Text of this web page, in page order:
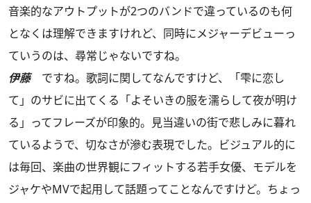
音楽的なアウトプットが2つのバンドで違っているのも何
となくは理解できますけれど、同時にメジャーデビューっ
ていうのは、尋常じゃないですね。
伊藤ですね。歌詞に関してなんですけど、「雫に恋し
て」のサビに出てくる「よそいきの服を濡らして夜が明け
る」ってフレーズが印象的。見当違いの街で悲しみに暮れ
ているようで、切なさが滲む表現でした。ビジュアル的に
は毎回、楽曲の世界観にフィットする若手女優、モデルを
ジャケやMVで起用して話題ってことなんですけど。ちょっ